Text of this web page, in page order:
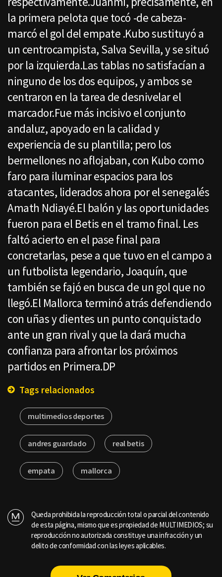
la primera pelota que tocó -de cabeza-
marcó el gol del empate .Kubo sustituyó a
un centrocampista, Salva Sevilla, y se situó
por la izquierda.Las tablas no satisfacían a
ninguno de los dos equipos, y ambos se
centraron en la tarea de desnivelar el
marcador.Fue más incisivo el conjunto
andaluz, apoyado en la calidad y
experiencia de su plantilla; pero los
bermellones no aflojaban, con Kubo como
faro para iluminar espacios para los
atacantes, liderados ahora por el senegalés
Amath Ndiayé.El balón y las oportunidades
fueron para el Betis en el tramo final. Les
faltó acierto en el pase final para
concretarlas, pese a que tuvo en el campo a
un futbolista legendario, Joaquín, que
también se fajó en busca de un gol que no
llegó.El Mallorca terminó atrás defendiendo
con uñas y dientes un punto conquistado
ante un gran rival y que la dará mucha
confianza para afrontar los próximos
partidos en Primera.DP
Tags relacionados
multimedios deportes
andres guardado real betis
empata mallorca
Queda prohibida la reproducción total o parcial del contenido
de esta página, mismo que es propiedad de MULTIMEDIOS; su
reproducción no autorizada constituye una infracción y un
delito de conformidad con las leyes aplicables.